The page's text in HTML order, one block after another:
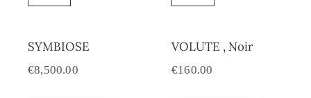
SYMBIOSE
€8,500.00
VOLUTE , Noir
€160.00